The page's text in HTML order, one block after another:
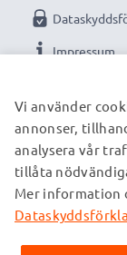
VÅRA
Impressum
VÅRA
Vi använder
annonser,
analysera vår
tillåta
Mer information